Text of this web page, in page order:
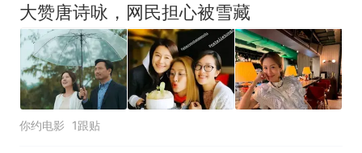
大赞唐诗咏，网民担心被雪藏
你约电影 1跟贴